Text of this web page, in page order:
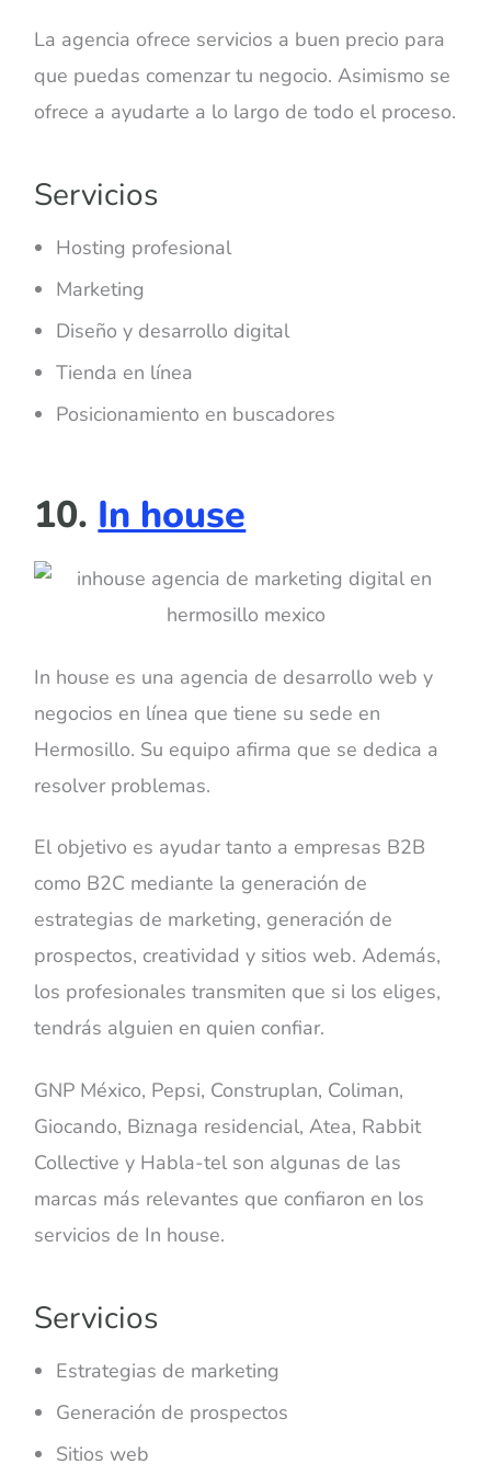
La agencia ofrece servicios a buen precio para
que puedas comenzar tu negocio. Asimismo se
ofrece a ayudarte a lo largo de todo el proceso.
Servicios
Hosting profesional
Marketing
Diseño y desarrollo digital
Tienda en línea
Posicionamiento en buscadores
10. In house
In house es una agencia de desarrollo web y
negocios en línea que tiene su sede en
Hermosillo. Su equipo afirma que se dedica a
resolver problemas.
El objetivo es ayudar tanto a empresas B2B
como B2C mediante la generación de
estrategias de marketing, generación de
prospectos, creatividad y sitios web. Además,
los profesionales transmiten que si los eliges,
tendrás alguien en quien confiar.
GNP México, Pepsi, Construplan, Coliman,
Giocando, Biznaga residencial, Atea, Rabbit
Collective y Habla-tel son algunas de las
marcas más relevantes que confiaron en los
servicios de In house.
Servicios
Estrategias de marketing
Generación de prospectos
Sitios web